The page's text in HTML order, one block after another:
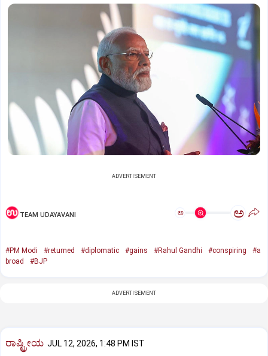
ADVERTISEMENT
TEAM UDAYAVANI ಅ ಅ
#PM Modi #returned #diplomatic #gains #Rahul Gandhi #conspiring
#a
broad
#BJP
ADVERTISEMENT
ರಾಷ್ಟ್ರೀಯ JUL 12, 2026, 1:48 PM IST